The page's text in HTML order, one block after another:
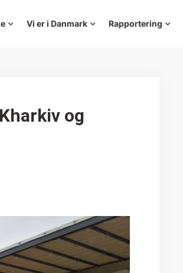
Vi er i Danmark Rapportering
og